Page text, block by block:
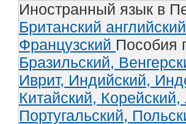
Иностранный язык в
Британский
Французский Пособия
Бразильский,
Иврит, Индийский,
Китайский, Корейский,
Португальский,